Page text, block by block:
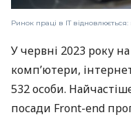
Ринок праці в IT
У червні 2023 року на
комп’ютери,
532 особи.
посади Front-end